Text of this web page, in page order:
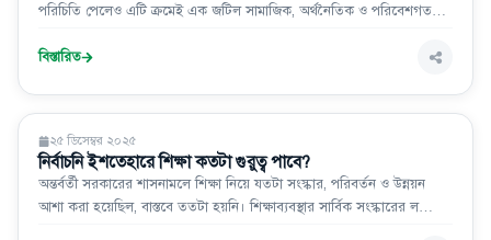
পরিচিতি পেলেও এটি ক্রমেই এক জটিল সামাজিক, অর্থনৈতিক ও পরিবেশগত
অভ্যন্তরীণ অভিবাসন (Internal Migration) প্রক্রিয়া। অপরিকল্পিতভাবে গ্রাম
বিস্তারিত
মতামত
২৫ ডিসেম্বর ২০২৫
নির্বাচনি ইশতেহারে শিক্ষা কতটা গুরুত্ব পাবে?
অন্তর্বর্তী সরকারের শাসনামলে শিক্ষা নিয়ে যতটা সংস্কার, পরিবর্তন ও উন্নয়ন
আশা করা হয়েছিল, বাস্তবে ততটা হয়নি। শিক্ষাব্যবস্থার সার্বিক সংস্কারের লক্ষ্যে